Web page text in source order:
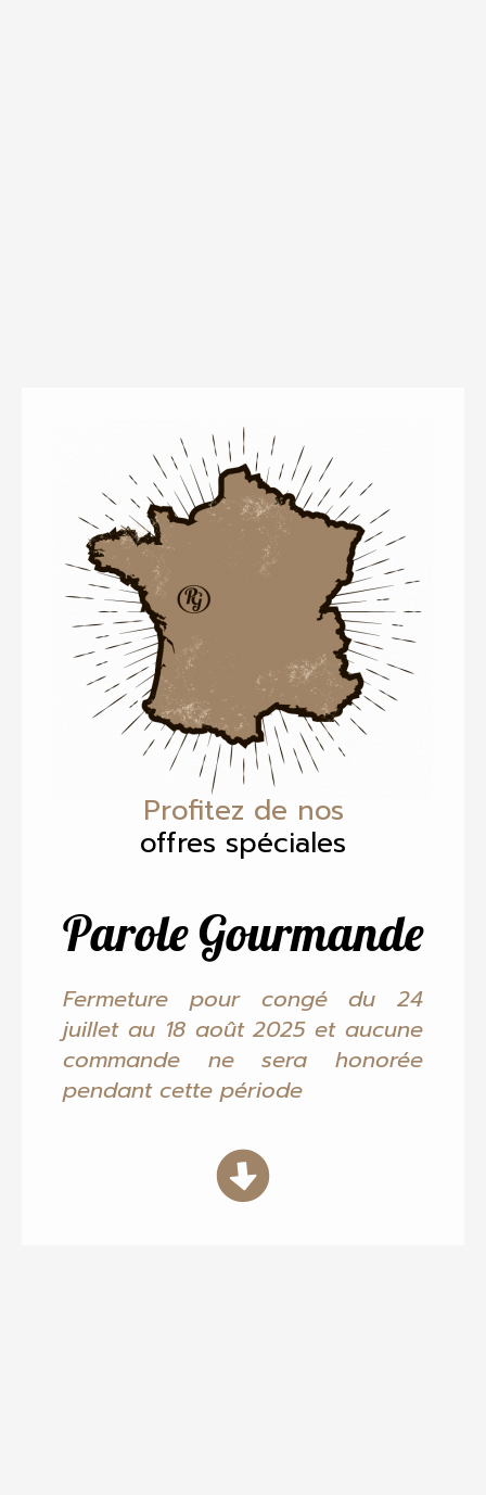
Profitez de nos
offres spéciales
Parole Gourmande
Fermeture pour congé du 24
juillet au 18 août 2025 et aucune
commande ne sera honorée
pendant cette période